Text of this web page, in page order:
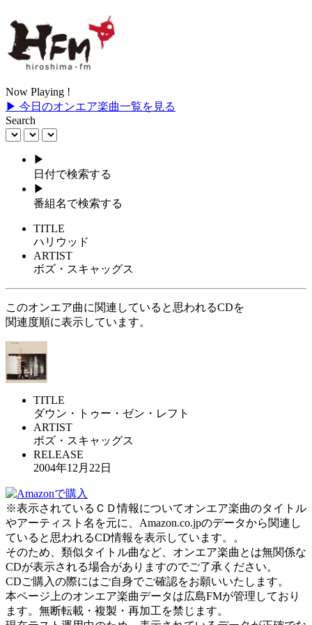
Now Playing !
▶ 今日のオンエア楽曲一覧を見る
Search
▶
日付で検索する
▶
番組名で検索する
TITLE
ハリウッド
ARTIST
ボズ・スキャッグス
このオンエア曲に関連していると思われるCDを
関連度順に表示しています。
TITLE
ダウン・トゥー・ゼン・レフト
ARTIST
ボズ・スキャッグス
RELEASE
2004年12月22日
※表示されているＣＤ情報についてオンエア楽曲のタイトル
やアーティスト名を元に、Amazon.co.jpのデータから関連し
ていると思われるCD情報を表示しています。。
そのため、類似タイトル曲など、オンエア楽曲とは無関係な
CDが表示される場合がありますのでご了承ください。
CDご購入の際にはご自身でご確認をお願いいたします。
本ページ上のオンエア楽曲データは広島FMが管理しており
ます。無断転載・複製・再加工を禁じます。